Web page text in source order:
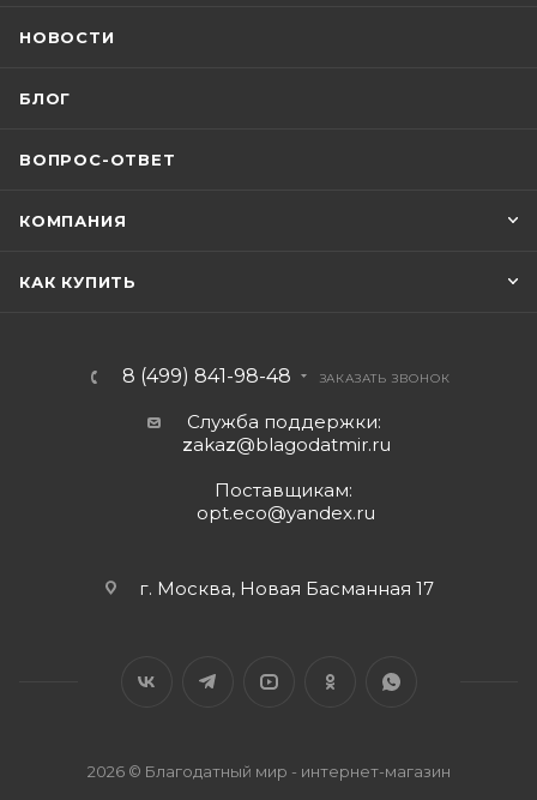
НОВОСТИ
БЛОГ
ВОПРОС-ОТВЕТ
КОМПАНИЯ
КАК КУПИТЬ
8 (499) 841-98-48 ЗАКАЗАТЬ ЗВОНОК
Служба поддержки:
zakaz@blagodatmir.ru
Поставщикам:
opt.eco@yandex.ru
г. Москва, Новая Басманная 17
2026 © Благодатный мир - интернет-магазин